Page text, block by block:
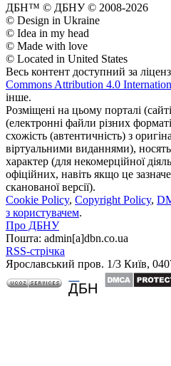
ДБН™ © ДБНУ © 2008-2026
© Design in Ukraine
© Idea in my head
© Made with love
© Located in United States
Весь контент доступний за
Commons Attribution 4.0
інше.
Розміщені на цьому порталі
(електронні файли різних
схожість (автентичність) з
віртуальними виданнями),
характер (для некомерційної
офіційних, навіть якщо це
сканованої версії).
Cookie Policy, Copyright Policy,
з користувачем.
Про ДБНУ
Пошта: admin[а]dbn.co.ua
RSS-стрічка
Ярославський пров. 1/3 Київ,